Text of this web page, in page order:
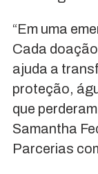
“Em uma
Cada
ajuda a
proteção,
que
Samantha
Parcerias